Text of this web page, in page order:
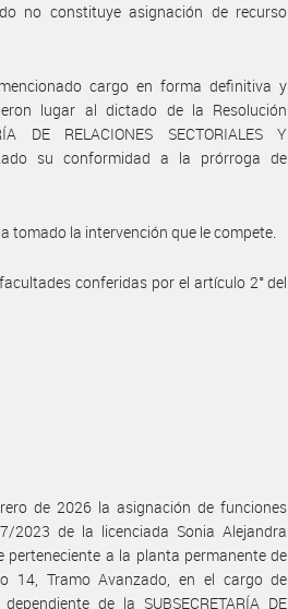
no constituye asignación de recurso
cargo en forma definitiva y
lugar al dictado de la Resolución
DE RELACIONES SECTORIALES Y
su conformidad a la prórroga de
tomado la intervención que le compete.
conferidas por el artículo 2° del
de 2026 la asignación de funciones
2023 de la licenciada Sonia Alejandra
perteneciente a la planta permanente de
14, Tramo Avanzado, en el cargo de
de la SUBSECRETARÍA DE